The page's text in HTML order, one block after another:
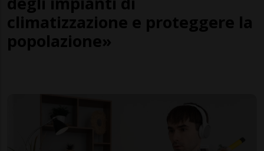
climatizzazione e proteggere la
popolazione»